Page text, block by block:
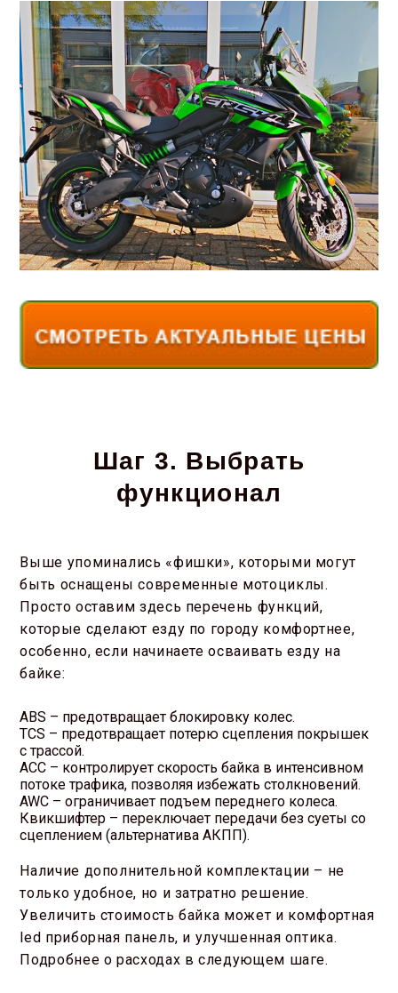
Шаг 3. Выбрать
функционал
Выше упоминались «фишки», которыми могут
быть оснащены современные мотоциклы.
Просто оставим здесь перечень функций,
которые сделают езду по городу комфортнее,
особенно, если начинаете осваивать езду на
байке:
ABS – предотвращает блокировку колес.
TCS – предотвращает потерю сцепления покрышек
с трассой.
ACC – контролирует скорость байка в интенсивном
потоке трафика, позволяя избежать столкновений.
AWC – ограничивает подъем переднего колеса.
Квикшифтер – переключает передачи без суеты со
сцеплением (альтернатива АКПП).
Наличие дополнительной комплектации – не
только удобное, но и затратно решение.
Увеличить стоимость байка может и комфортная
led приборная панель, и улучшенная оптика.
Подробнее о расходах в следующем шаге.